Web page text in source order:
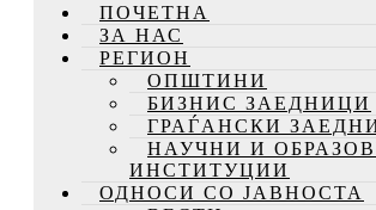
ПОЧЕТНА
ЗА НАС
РЕГИОН
ОПШТИНИ
БИЗНИС ЗАЕДНИЦИ
ГРАЃАНСКИ
НАУЧНИ И
ИНСТИТУЦИИ
ОДНОСИ СО ЈАВНОСТА